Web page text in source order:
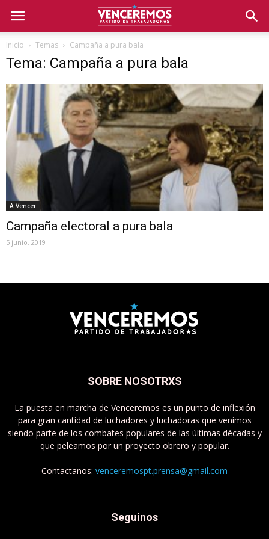
Inicio Temas Campaña a pura bala
Tema: Campaña a pura bala
A Vencer
Campaña electoral a pura bala
5 junio, 2019
SOBRE NOSOTRXS
La puesta en marcha de Venceremos es un punto de inflexión
para gran cantidad de luchadores y luchadoras que venimos
siendo parte de los combates populares de las últimas décadas y
que peleamos por un proyecto obrero y popular.
Contactanos: venceremospt.prensa@gmail.com
Seguinos